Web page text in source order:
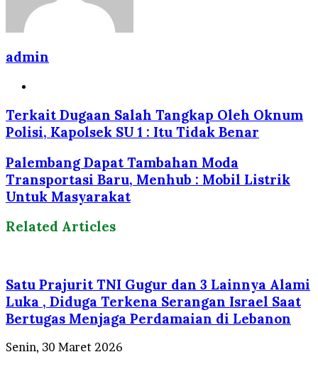
admin
Terkait Dugaan Salah Tangkap Oleh Oknum
Polisi, Kapolsek SU 1 : Itu Tidak Benar
Palembang Dapat Tambahan Moda
Transportasi Baru, Menhub : Mobil Listrik
Untuk Masyarakat
Related Articles
Satu Prajurit TNI Gugur dan 3 Lainnya Alami
Luka , Diduga Terkena Serangan Israel Saat
Bertugas Menjaga Perdamaian di Lebanon
Senin, 30 Maret 2026